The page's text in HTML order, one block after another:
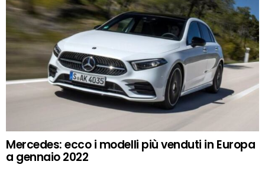
Mercedes: ecco i modelli più venduti in Europa
a gennaio 2022